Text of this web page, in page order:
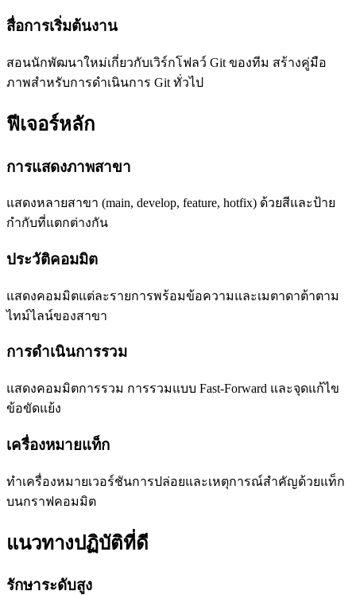
สื่อการเริ่มต้นงาน
สอนนักพัฒนาใหม่เกี่ยวกับเวิร์กโฟลว์ Git ของทีม สร้างคู่มือ
ภาพสำหรับการดำเนินการ Git ทั่วไป
ฟีเจอร์หลัก
การแสดงภาพสาขา
แสดงหลายสาขา (main, develop, feature, hotfix) ด้วยสีและป้าย
กำกับที่แตกต่างกัน
ประวัติคอมมิต
แสดงคอมมิตแต่ละรายการพร้อมข้อความและเมตาดาต้าตาม
ไทม์ไลน์ของสาขา
การดำเนินการรวม
แสดงคอมมิตการรวม การรวมแบบ Fast-Forward และจุดแก้ไข
ข้อขัดแย้ง
เครื่องหมายแท็ก
ทำเครื่องหมายเวอร์ชันการปล่อยและเหตุการณ์สำคัญด้วยแท็ก
บนกราฟคอมมิต
แนวทางปฏิบัติที่ดี
รักษาระดับสูง